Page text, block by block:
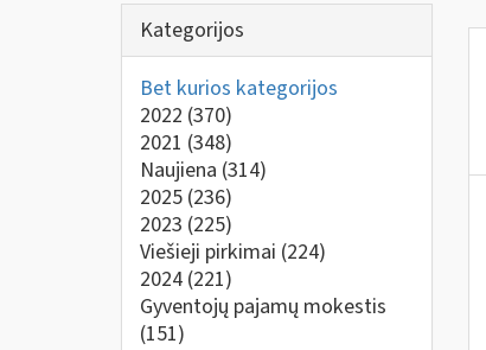
Kategorijos
Bet kurios kategorijos
2022 (370)
2021 (348)
Naujiena (314)
2025 (236)
2023 (225)
Viešieji pirkimai (224)
2024 (221)
Gyventojų pajamų mokestis
(151)